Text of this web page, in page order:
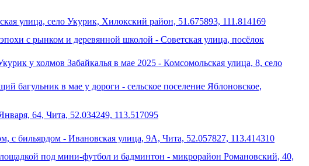
улица, село Укурик, Хилокский район, 51.675893, 111.814169
с рынком и деревянной школой - Советская улица, посёлок
у холмов Забайкалья в мае 2025 - Комсомольская улица, 8, село
багульник в мае у дороги - сельское поселение Яблоновское,
64, Чита, 52.034249, 113.517095
с бильярдом - Ивановская улица, 9А, Чита, 52.057827, 113.414310
под мини-футбол и бадминтон - микрорайон Романовский, 40,